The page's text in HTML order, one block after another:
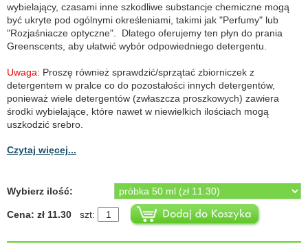
wybielający, czasami inne szkodliwe substancje chemiczne mogą
być ukryte pod ogólnymi określeniami, takimi jak "Perfumy" lub
"Rozjaśniacze optyczne". Dlatego oferujemy ten płyn do prania
Greenscents, aby ułatwić wybór odpowiedniego detergentu.
Uwaga: Proszę również sprawdzić/sprzątać zbiorniczek z
detergentem w pralce co do pozostałości innych detergentów,
ponieważ wiele detergentów (zwłaszcza proszkowych) zawiera
środki wybielające, które nawet w niewielkich ilościach mogą
uszkodzić srebro.
Czytaj więcej...
Wybierz ilość:
Cena: zł 11.30 szt: